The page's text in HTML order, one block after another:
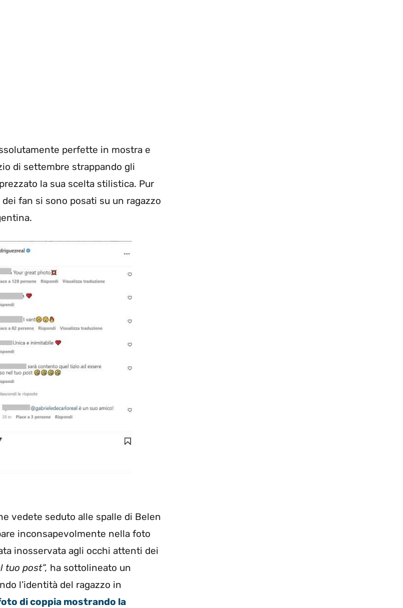
perfette in mostra e
di settembre strappando gli
la sua scelta stilistica. Pur
fan si sono posati su un ragazzo
vedete seduto alle spalle di Belen
inconsapevolmente nella foto
inosservata agli occhi attenti dei
post”, ha sottolineato un
l’identità del ragazzo in
di coppia mostrando la